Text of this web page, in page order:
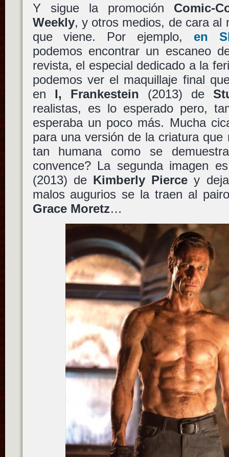
Y sigue la promoción Comic-
Weekly, y otros medios, de cara al
que viene. Por ejemplo, en
podemos encontrar un escaneo
revista, el especial dedicado a la
podemos ver el maquillaje final
en I, Frankestein (2013) de
realistas, es lo esperado pero,
esperaba un poco más. Mucha
para una versión de la criatura
tan humana como se
convence? La segunda imagen
(2013) de Kimberly Pierce y
malos augurios se la traen al
Grace Moretz…